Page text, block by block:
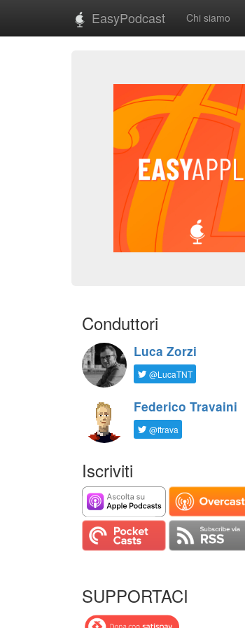
EasyPodcast Chi siamo
Conduttori
Luca Zorzi
@LucaTNT
Federico Travaini
@ftrava
Iscriviti
SUPPORTACI